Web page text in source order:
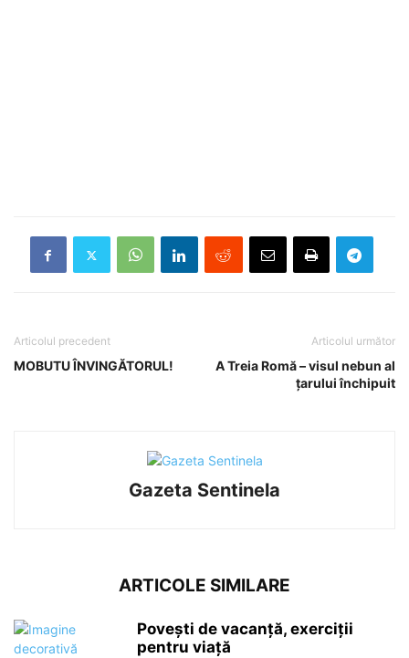
Articolul precedent
MOBUTU ÎNVINGĂTORUL!
Articolul următor
A Treia Romă – visul nebun al
țarului închipuit
Gazeta Sentinela
ARTICOLE SIMILARE
Povești de vacanță, exerciții
pentru viață